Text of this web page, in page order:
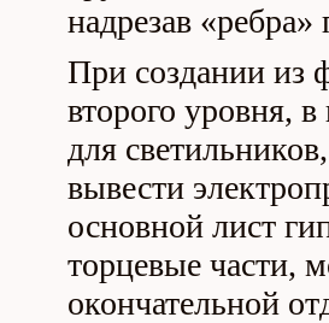
надрезав
При создании из
второго уровня,
для
вывести
основной лист
торцевые части,
окончательной